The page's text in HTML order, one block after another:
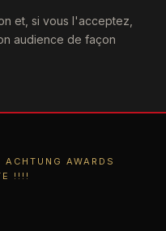
et, si vous l'acceptez,
audience de façon
AWARDS
!!!!